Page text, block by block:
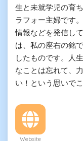
生と未就学児の育
ラフォー主婦です
情報などを発信し
は、私の座右の銘
したものです。人
なことは忘れて、
い！という思いで
Website